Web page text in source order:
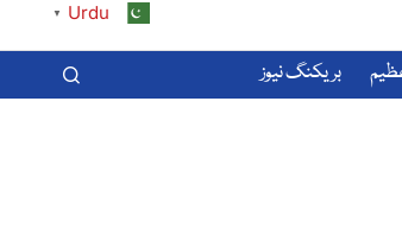
Urdu
▼
بریکنگ نیوز